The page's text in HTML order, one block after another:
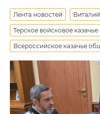
Лента новостей
Терское войсковое
Всероссийское казачье